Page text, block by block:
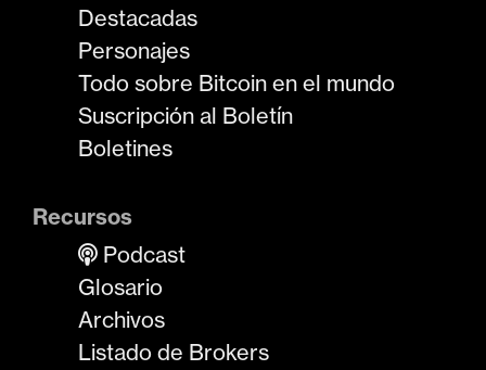
Destacadas
Personajes
Todo sobre Bitcoin en el mundo
Suscripción al Boletín
Boletines
Recursos
Podcast
Glosario
Archivos
Listado de Brokers